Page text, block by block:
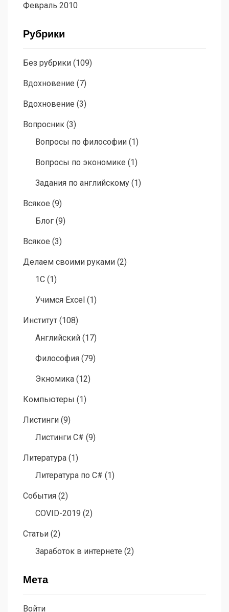
Февраль 2010
Рубрики
Без рубрики (109)
Вдохновение (7)
Вдохновение (3)
Вопросник (3)
Вопросы по философии (1)
Вопросы по экономике (1)
Задания по английскому (1)
Всякое (9)
Блог (9)
Всякое (3)
Делаем своими руками (2)
1C (1)
Учимся Excel (1)
Институт (108)
Английский (17)
Философия (79)
Экномика (12)
Компьютеры (1)
Листинги (9)
Листинги C# (9)
Литература (1)
Литература по C# (1)
События (2)
COVID-2019 (2)
Статьи (2)
Заработок в интернете (2)
Мета
Войти